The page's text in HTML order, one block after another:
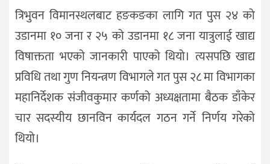
त्रिभुवन विमानस्थलबाट हङकङका लागि गत पुस २४ को
उडानमा १० जना र २५ को उडानमा १८ जना यात्रुलाई खाद्य
विषाक्तता भएको जानकारी पाएको थियो। त्यसपछि खाद्य
प्रविधि तथा गुण नियन्त्रण विभागले गत पुस २८ मा विभागका
महानिर्देशक संजीवकुमार कर्णको अध्यक्षतामा बैठक डाँकेर
चार सदस्यीय छानविन कार्यदल गठन गर्ने निर्णय गरेको
थियो।